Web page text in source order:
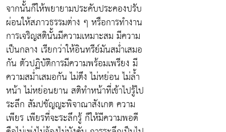
จากนั้นก็ให้พยายามประคับประคองปรับ
ผ่อนให้สภาวธรรมต่าง ๆ หรือการทำงาน
การเจริญสตินั้นมีความเหมาะสม มีความ
เป็นกลาง เรียกว่าให้อินทรีย์มันสม่ำเสมอ
กัน ตัวปฏิบัติการมีความพร้อมเพรียง มี
ความสม่ำเสมอกัน ไม่ตึง ไม่หย่อน ไม่ล้ำ
หน้า ไม่หย่อนยาน สติทำหน้าที่เข้าไปรู้ไป
ระลึก สัมปชัญญะพิจาณาสังเกต ความ
เพียร เพียรที่จะระลึกรู้ ก็ให้มีความพอดี